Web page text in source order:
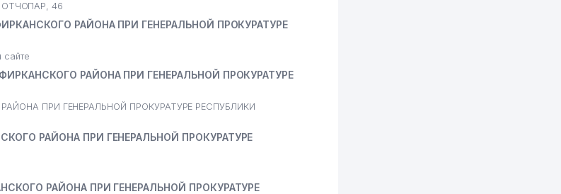
ОТЧОПАР, 46
РАЙОНА ПРИ ГЕНЕРАЛЬНОЙ ПРОКУРАТУРЕ
РАЙОНА ПРИ ГЕНЕРАЛЬНОЙ ПРОКУРАТУРЕ
ПРИ ГЕНЕРАЛЬНОЙ ПРОКУРАТУРЕ РЕСПУБЛИКИ
РАЙОНА ПРИ ГЕНЕРАЛЬНОЙ ПРОКУРАТУРЕ
РАЙОНА ПРИ ГЕНЕРАЛЬНОЙ ПРОКУРАТУРЕ